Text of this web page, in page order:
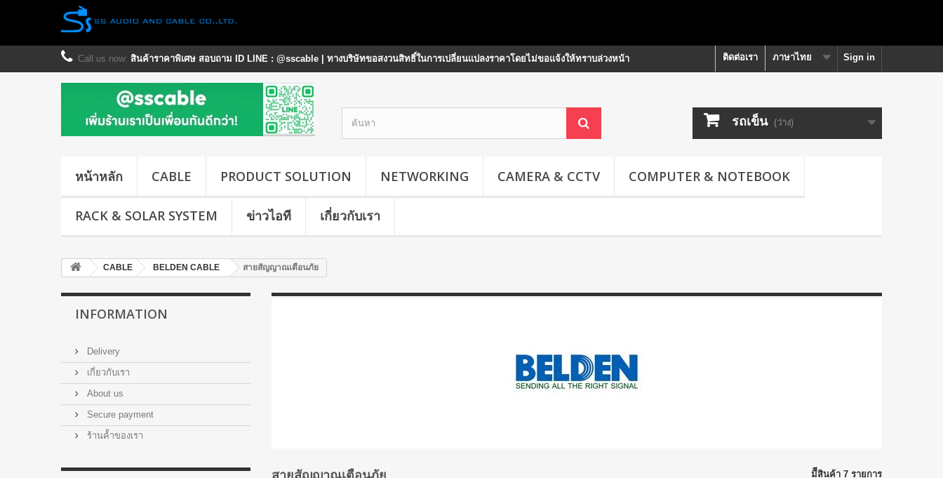
Sign in
ภาษาไทย
ติดต่อเรา
Call us now: สินค้าราคาพิเศษ สอบถาม ID LINE : @sscable | ทางบริษัทขอสงวนสิทธิ์ในการเปลี่ยนแปลงราคาโดยไม่ขอแจ้งให้ทราบล่วงหน้า
รถเข็น (ว่าง)
หน้าหลัก CABLE PRODUCT SOLUTION NETWORKING CAMERA & CCTV COMPUTER & NOTEBOOK
RACK & SOLAR SYSTEM ข่าวไอที เกี่ยวกับเรา
CABLE BELDEN CABLE สายสัญญาณเตือนภัย
INFORMATION
Delivery
เกี่ยวกับเรา
About us
Secure payment
ร้านค้้าของเรา
สายสัญญาณเตือนภัย มีีสินค้า 7 รายการ